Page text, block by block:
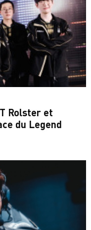
Rolster et
du Legend